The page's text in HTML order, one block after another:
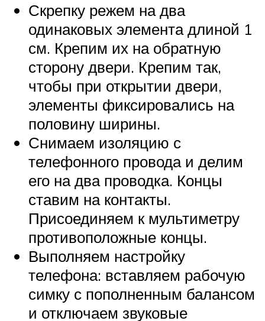
Скрепку режем на два
одинаковых элемента длиной 1
см. Крепим их на обратную
сторону двери. Крепим так,
чтобы при открытии двери,
элементы фиксировались на
половину ширины.
Снимаем изоляцию с
телефонного провода и делим
его на два проводка. Концы
ставим на контакты.
Присоединяем к мультиметру
противоположные концы.
Выполняем настройку
телефона: вставляем рабочую
симку с пополненным балансом
и отключаем звуковые